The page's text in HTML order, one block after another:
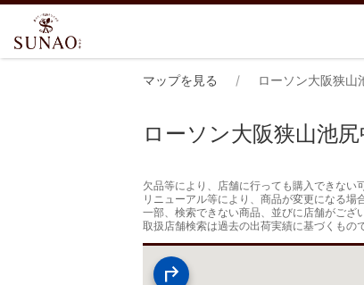
マップを見る ローソン大阪狭山
ローソン大阪狭山池尻
欠品等により、店舗に行っても購入できない
リニューアル等により、商品が変更になる場
一部、検索できない商品、並びに店舗がござ
取扱店舗検索は過去の出荷実績に基づくもの